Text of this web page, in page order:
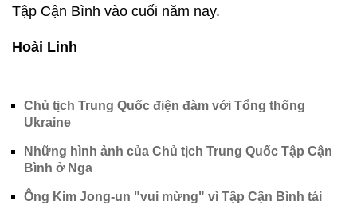
Tập Cận Bình vào cuối năm nay.
Hoài Linh
Chủ tịch Trung Quốc điện đàm với Tổng thống
Ukraine
Những hình ảnh của Chủ tịch Trung Quốc Tập Cận
Bình ở Nga
Ông Kim Jong-un "vui mừng" vì Tập Cận Bình tái